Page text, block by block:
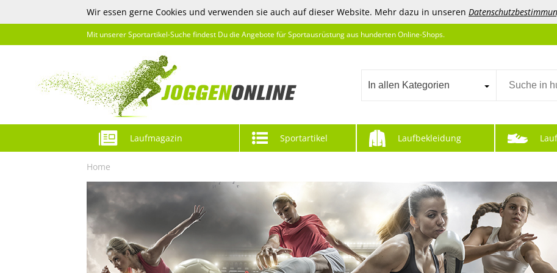
Wir essen gerne Cookies und verwenden sie auch auf dieser Website. Mehr dazu in unseren
Mit unserer Sportartikel-Suche findest Du die Angebote für Sportausrüstung aus hunderten Online-Shops.
In allen Kategorien
Laufmagazin Sportartikel Laufbekleidung
Home